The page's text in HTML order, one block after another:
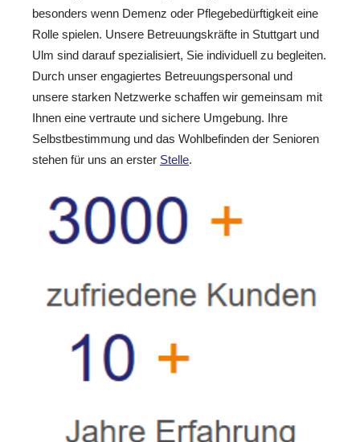
besonders wenn Demenz oder Pflegebedürftigkeit eine
Rolle spielen. Unsere Betreuungskräfte in Stuttgart und
Ulm sind darauf spezialisiert, Sie individuell zu begleiten.
Durch unser engagiertes Betreuungspersonal und
unsere starken Netzwerke schaffen wir gemeinsam mit
Ihnen eine vertraute und sichere Umgebung. Ihre
Selbstbestimmung und das Wohlbefinden der Senioren
stehen für uns an erster Stelle.